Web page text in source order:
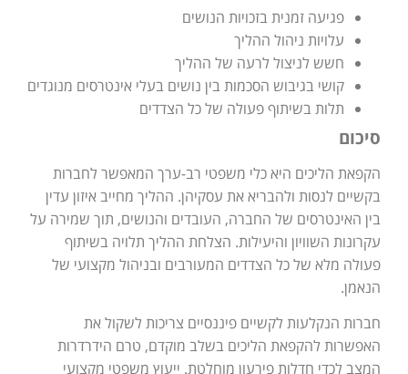
פגיעה זמנית בזכויות הנושים
עלויות ניהול ההליך
חשש לניצול לרעה של ההליך
קושי בגיבוש הסכמות בין נושים בעלי אינטרסים מנוגדים
תלות בשיתוף פעולה של כל הצדדים
סיכום
הקפאת הליכים היא כלי משפטי רב-ערך המאפשר לחברות
בקשיים לנסות ולהבריא את עסקיהן. ההליך מחייב איזון עדין
בין האינטרסים של החברה, העובדים והנושים, תוך שמירה על
עקרונות השוויון והיעילות. הצלחת ההליך תלויה בשיתוף
פעולה מלא של כל הצדדים המעורבים ובניהול מקצועי של
הנאמן.
חברות הנקלעות לקשיים פיננסיים צריכות לשקול את
האפשרות להקפאת הליכים בשלב מוקדם, טרם הידרדרות
המצב לכדי חדלות פירעון מוחלטת. ייעוץ משפטי מקצועי